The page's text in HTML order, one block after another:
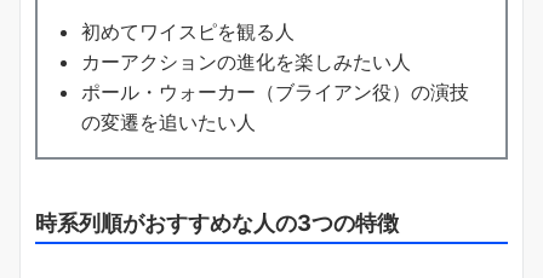
初めてワイスピを観る人
カーアクションの進化を楽しみたい人
ポール・ウォーカー（ブライアン役）の演技
の変遷を追いたい人
時系列順がおすすめな人の3つの特徴